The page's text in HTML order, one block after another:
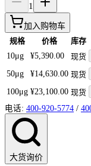
1
加入购物车
规格 价格 库存
10μg
¥5,390.00 现货
50μg
¥14,630.00 现货
100μg ¥23,100.00 现货
电话: 400-920-5774 /
大货询价